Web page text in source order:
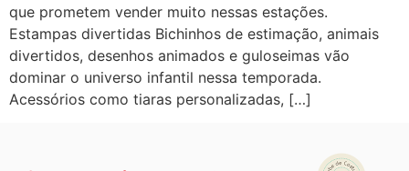
que prometem vender muito nessas estações.
Estampas divertidas Bichinhos de estimação, animais
divertidos, desenhos animados e guloseimas vão
dominar o universo infantil nessa temporada.
Acessórios como tiaras personalizadas, […]